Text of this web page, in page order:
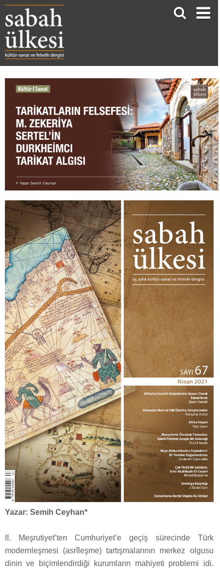
Yazar: Semih Ceyhan*
II. Meşrutiyet’ten Cumhuriyet’e geçiş sürecinde Türk
modernleşmesi (asrîleşme) tartışmalarının merkez olgusu
dinin ve biçimlendirdiği kurumların mahiyeti problemi idi.